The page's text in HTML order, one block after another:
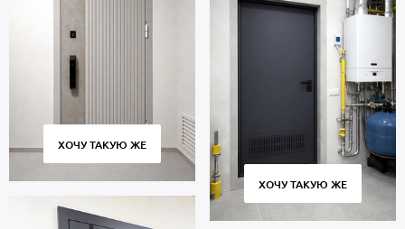
ХОЧУ ТАКУЮ ЖЕ
ХОЧУ ТАКУЮ ЖЕ